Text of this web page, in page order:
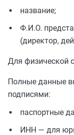
название;
Ф.И.О.
(директор,
Для физической
Полные данные
подписями:
паспортные
ИНН — для